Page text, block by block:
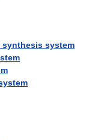
synthesis system